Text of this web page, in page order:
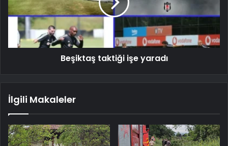
Beşiktaş taktiği işe yaradı
İlgili Makaleler